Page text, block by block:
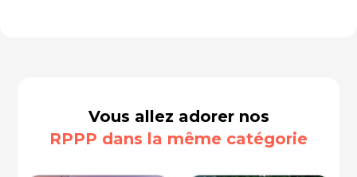
Vous allez adorer nos
RPPP dans la même catégorie